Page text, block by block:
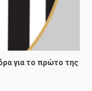
για το πρώτο της